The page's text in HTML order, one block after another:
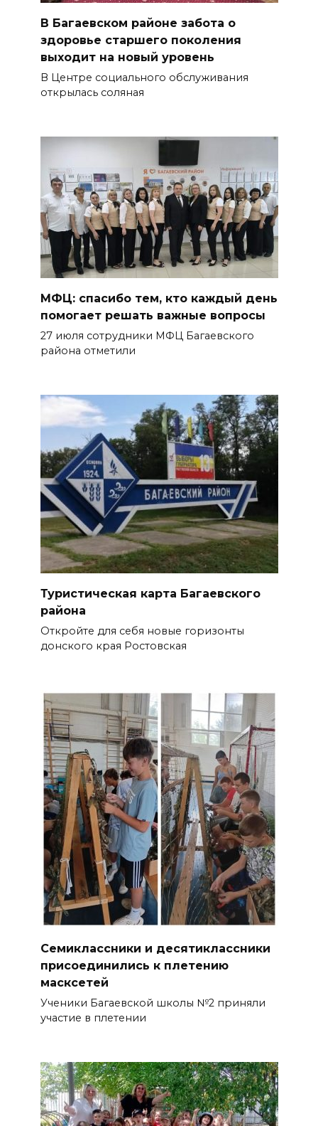
В Багаевском районе забота о
здоровье старшего поколения
выходит на новый уровень
В Центре социального обслуживания
открылась соляная
МФЦ: спасибо тем, кто каждый день
помогает решать важные вопросы
27 июля сотрудники МФЦ Багаевского
района отметили
Туристическая карта Багаевского
района
Откройте для себя новые горизонты
донского края Ростовская
Семиклассники и десятиклассники
присоединились к плетению
масксетей
Ученики Багаевской школы №2 приняли
участие в плетении